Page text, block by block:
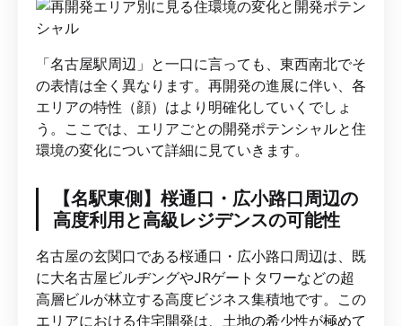
「名古屋駅周辺」と一口に言っても、東西南北でそ
の表情は全く異なります。再開発の進展に伴い、各
エリアの特性（顔）はより明確化していくでしょ
う。ここでは、エリアごとの開発ポテンシャルと住
環境の変化について詳細に見ていきます。
【名駅東側】桜通口・広小路口周辺の
高度利用と高級レジデンスの可能性
名古屋の玄関口である桜通口・広小路口周辺は、既
に大名古屋ビルヂングやJRゲートタワーなどの超
高層ビルが林立する高度ビジネス集積地です。この
エリアにおける住宅開発は、土地の希少性が極めて